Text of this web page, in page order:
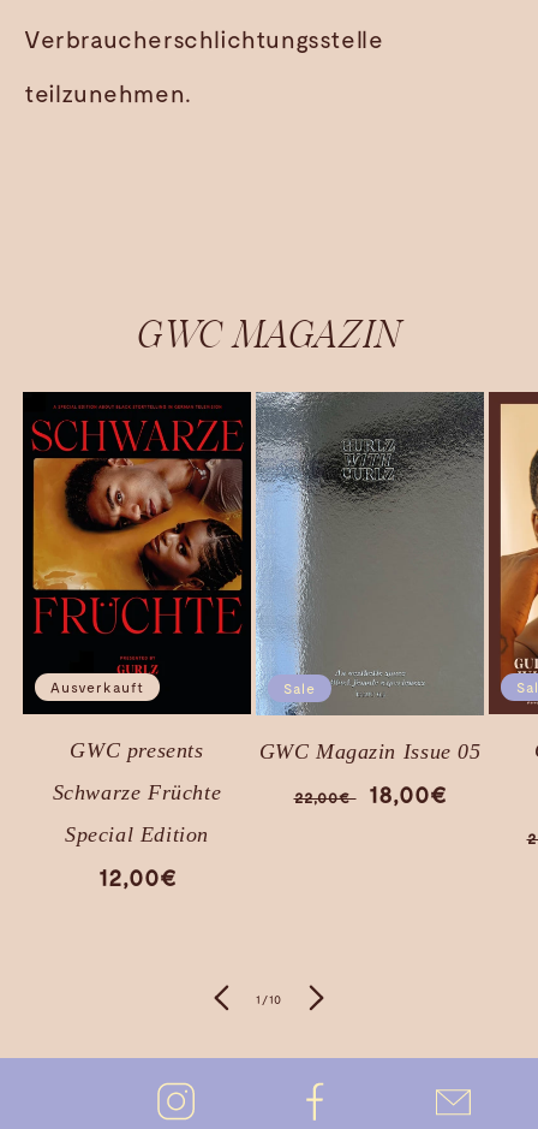
Verbraucherschlichtungsstelle
teilzunehmen.
GWC MAGAZIN
Ausverkauft
GWC presents
Schwarze Früchte
Special Edition
NORMALER
12,00€
Sale
GWC Magazin Issue 05
NORMALER
22,00€ 18,00€
1 /von
10